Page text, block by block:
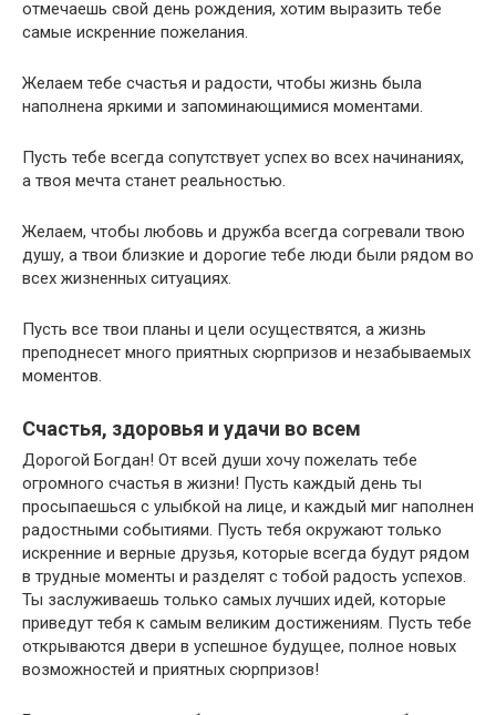
отмечаешь свой день рождения, хотим выразить тебе
самые искренние пожелания.
Желаем тебе счастья и радости, чтобы жизнь была
наполнена яркими и запоминающимися моментами.
Пусть тебе всегда сопутствует успех во всех начинаниях,
а твоя мечта станет реальностью.
Желаем, чтобы любовь и дружба всегда согревали твою
душу, а твои близкие и дорогие тебе люди были рядом во
всех жизненных ситуациях.
Пусть все твои планы и цели осуществятся, а жизнь
преподнесет много приятных сюрпризов и незабываемых
моментов.
Счастья, здоровья и удачи во всем
Дорогой Богдан! От всей души хочу пожелать тебе
огромного счастья в жизни! Пусть каждый день ты
просыпаешься с улыбкой на лице, и каждый миг наполнен
радостными событиями. Пусть тебя окружают только
искренние и верные друзья, которые всегда будут рядом
в трудные моменты и разделят с тобой радость успехов.
Ты заслуживаешь только самых лучших идей, которые
приведут тебя к самым великим достижениям. Пусть тебе
открываются двери в успешное будущее, полное новых
возможностей и приятных сюрпризов!